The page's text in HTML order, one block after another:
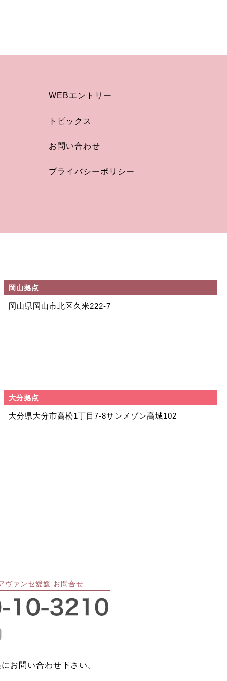
WEBエントリー
トピックス
お問い合わせ
プライバシーポリシー
岡山拠点
岡山県岡山市北区久米222-7
大分拠点
大分県大分市高松1丁目7-8サンメゾン高城102
ヴァンセ愛媛 お問合せ
お問い合わせ下さい。